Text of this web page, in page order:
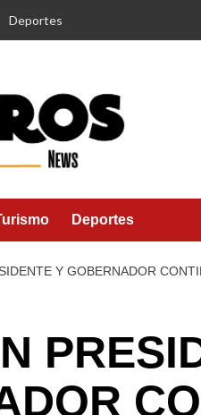
Deportes
Deportes
Y GOBERNADOR